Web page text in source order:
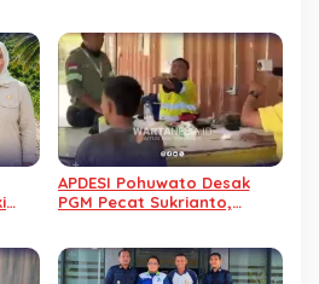
APDESI Pohuwato Desak
PGM Pecat Sukrianto,